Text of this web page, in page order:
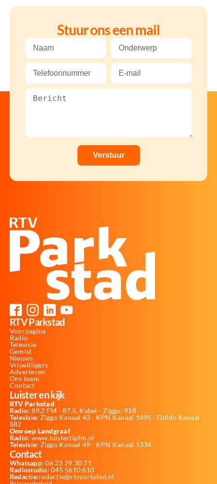
Stuur ons een mail
RTV Parkstad
Voorpagina
Radio
Televisie
Gemist
Nieuws
Vrijwilligers
Adverteren
Ons team
Contact
Luister en kijk
RTV Parkstad
Radio: 89,2 FM - 87,5, Kabel - Ziggo: 918
Televisie: Ziggo Kanaal 43 - KPN Kanaal 1495 - Odido Kanaal
882
Omroep Landgraaf
Radio: www.luistertipfm.nl
Televisie: Ziggo Kanaal 49 - KPN Kanaal 1334
Contact
Whatsapp: 06 23 29 30 71
Radiostudio: 045 5610 610
Redactie:redactie@rtvparkstad.nl